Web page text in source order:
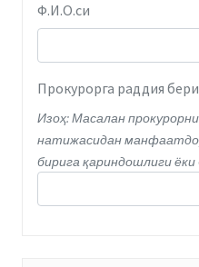
Ф.И.О.си
Прокурорга раддия
Изоҳ: Масалан
натижасидан
бирига қариндошлиги